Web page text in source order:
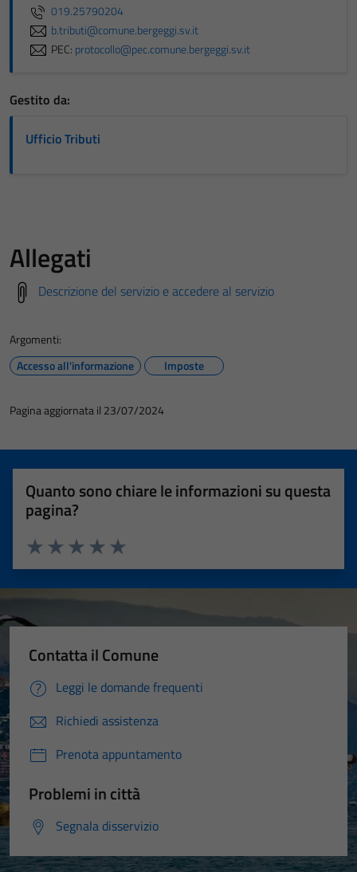
019.25790204
b.tributi@comune.bergeggi.sv.it
PEC: protocollo@pec.comune.bergeggi.sv.it
Gestito da:
Ufficio Tributi
Allegati
Descrizione del servizio e accedere al servizio
Argomenti:
Accesso all'informazione
Imposte
Pagina aggiornata il 23/07/2024
Quanto sono chiare le informazioni su questa
pagina?
Valuta 5 stelle su 5
Valuta 4 stelle su 5
Valuta 3 stelle su 5
Valuta 2 stelle su 5
Valuta 1 stelle su 5
Contatta il Comune
Leggi le domande frequenti
Richiedi assistenza
Prenota appuntamento
Problemi in città
Segnala disservizio